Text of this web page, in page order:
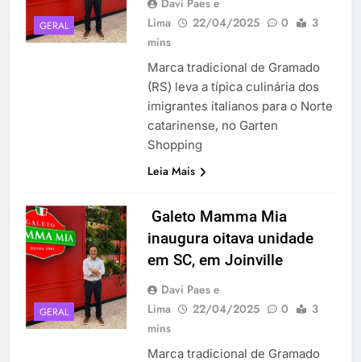
GERAL
Lima
22/04/2025 0
3
mins
Marca tradicional de Gramado
(RS) leva a típica culinária dos
imigrantes italianos para o Norte
catarinense, no Garten
Shopping
Leia Mais
GERAL
Galeto Mamma Mia
inaugura oitava unidade
em SC, em Joinville
Davi Paes e
Lima
22/04/2025 0
3
mins
Marca tradicional de Gramado